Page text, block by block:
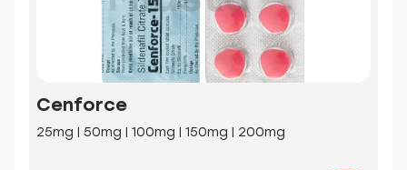
Cenforce
25mg | 50mg | 100mg | 150mg | 200mg